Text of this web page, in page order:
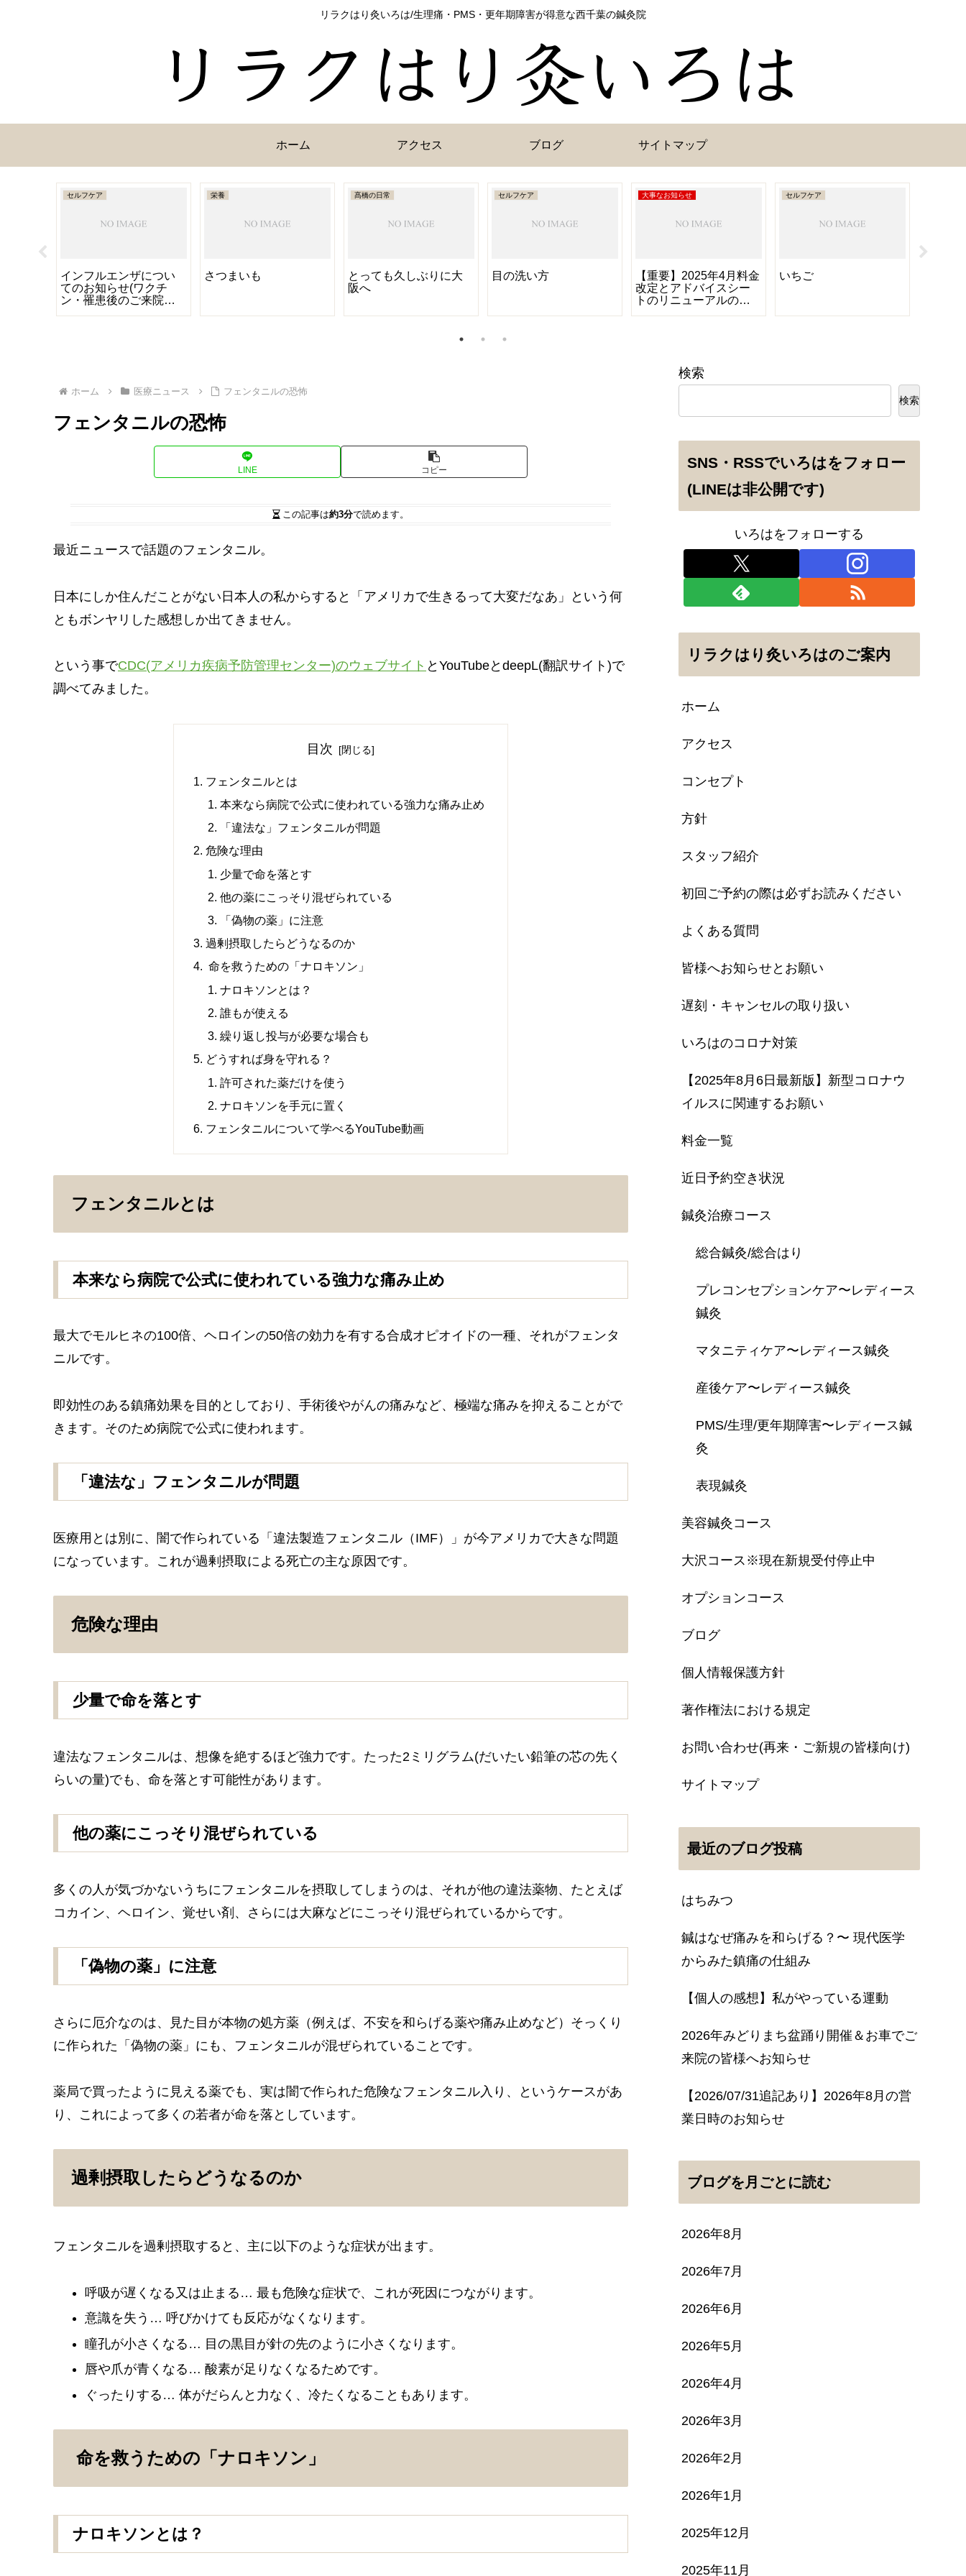
リラクはり灸いろは/生理痛・PMS・更年期障害が得意な西千葉の鍼灸院
ホーム アクセス ブログ サイトマップ
セルフケア
インフルエンザについ
てのお知らせ(ワクチ
ン・罹患後のご来院・
栄養
さつまいも
髙橋の日常
とっても久しぶりに大
阪へ
セルフケア
目の洗い方
大事なお知らせ
【重要】2025年4月料金
改定とアドバイスシー
トのリニューアルのお
セルフケア
いちご
ホーム 医療ニュース フェンタニルの恐怖
フェンタニルの恐怖
LINE コピー
この記事は約3分で読めます。
最近ニュースで話題のフェンタニル。
日本にしか住んだことがない日本人の私からすると「アメリカで生きるって大変だなあ」という何
ともボンヤリした感想しか出てきません。
という事でCDC(アメリカ疾病予防管理センター)のウェブサイト とYouTubeとdeepL(翻訳サイト)で
調べてみました。
目次
フェンタニルとは
本来なら病院で公式に使われている強力な痛み止め
「違法な」フェンタニルが問題
危険な理由
少量で命を落とす
他の薬にこっそり混ぜられている
「偽物の薬」に注意
過剰摂取したらどうなるのか
命を救うための「ナロキソン」
ナロキソンとは？
誰もが使える
繰り返し投与が必要な場合も
どうすれば身を守れる？
許可された薬だけを使う
ナロキソンを手元に置く
フェンタニルについて学べるYouTube動画
フェンタニルとは
本来なら病院で公式に使われている強力な痛み止め
最大でモルヒネの100倍、ヘロインの50倍の効力を有する合成オピオイドの一種、それがフェンタ
ニルです。
即効性のある鎮痛効果を目的としており、手術後やがんの痛みなど、極端な痛みを抑えることがで
きます。そのため病院で公式に使われます。
「違法な」フェンタニルが問題
医療用とは別に、闇で作られている「違法製造フェンタニル（IMF）」が今アメリカで大きな問題
になっています。これが過剰摂取による死亡の主な原因です。
危険な理由
少量で命を落とす
違法なフェンタニルは、想像を絶するほど強力です。たった2ミリグラム(だいたい鉛筆の芯の先く
らいの量)でも、命を落とす可能性があります。
他の薬にこっそり混ぜられている
多くの人が気づかないうちにフェンタニルを摂取してしまうのは、それが他の違法薬物、たとえば
コカイン、ヘロイン、覚せい剤、さらには大麻などにこっそり混ぜられているからです。
「偽物の薬」に注意
さらに厄介なのは、見た目が本物の処方薬（例えば、不安を和らげる薬や痛み止めなど）そっくり
に作られた「偽物の薬」にも、フェンタニルが混ぜられていることです。
薬局で買ったように見える薬でも、実は闇で作られた危険なフェンタニル入り、というケースがあ
り、これによって多くの若者が命を落としています。
過剰摂取したらどうなるのか
フェンタニルを過剰摂取すると、主に以下のような症状が出ます。
呼吸が遅くなる又は止まる… 最も危険な症状で、これが死因につながります。
意識を失う… 呼びかけても反応がなくなります。
瞳孔が小さくなる… 目の黒目が針の先のように小さくなります。
唇や爪が青くなる… 酸素が足りなくなるためです。
ぐったりする… 体がだらんと力なく、冷たくなることもあります。
命を救うための「ナロキソン」
ナロキソンとは？
検索
検索
SNS・RSSでいろはをフォロー
(LINEは非公開です)
いろはをフォローする
リラクはり灸いろはのご案内
ホーム
アクセス
コンセプト
方針
スタッフ紹介
初回ご予約の際は必ずお読みください
よくある質問
皆様へお知らせとお願い
遅刻・キャンセルの取り扱い
いろはのコロナ対策
【2025年8月6日最新版】新型コロナウ
イルスに関連するお願い
料金一覧
近日予約空き状況
鍼灸治療コース
総合鍼灸/総合はり
プレコンセプションケア〜レディース
鍼灸
マタニティケア〜レディース鍼灸
産後ケア〜レディース鍼灸
PMS/生理/更年期障害〜レディース鍼
灸
表現鍼灸
美容鍼灸コース
大沢コース※現在新規受付停止中
オプションコース
ブログ
個人情報保護方針
著作権法における規定
お問い合わせ(再来・ご新規の皆様向け)
サイトマップ
最近のブログ投稿
はちみつ
鍼はなぜ痛みを和らげる？〜 現代医学
からみた鎮痛の仕組み
【個人の感想】私がやっている運動
2026年みどりまち盆踊り開催＆お車でご
来院の皆様へお知らせ
【2026/07/31追記あり】2026年8月の営
業日時のお知らせ
ブログを月ごとに読む
2026年8月
2026年7月
2026年6月
2026年5月
2026年4月
2026年3月
2026年2月
2026年1月
2025年12月
2025年11月